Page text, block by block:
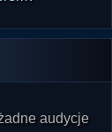
audycje
są z